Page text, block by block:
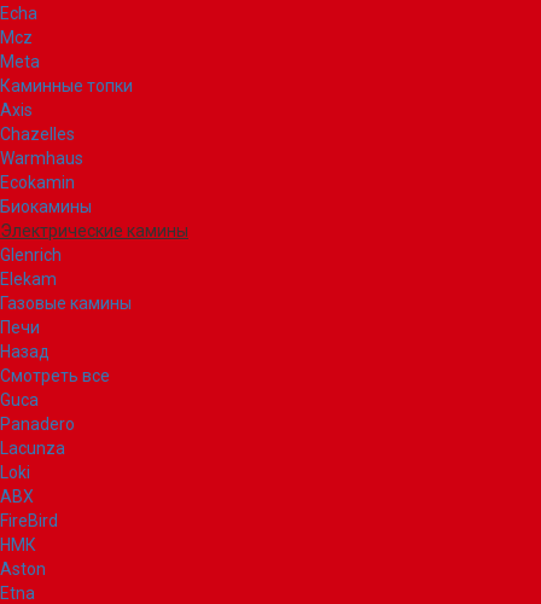
Echa
Mcz
Meta
Каминные топки
Axis
Chazelles
Warmhaus
Ecokamin
Биокамины
Электрические камины
Glenrich
Elekam
Газовые камины
Печи
Назад
Смотреть все
Guca
Panadero
Lacunza
Loki
ABX
FireBird
НМК
Aston
Etna